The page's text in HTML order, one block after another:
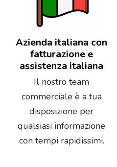
Azienda italiana con
fatturazione e
assistenza italiana
Il nostro team
commerciale è a tua
disposizione per
qualsiasi informazione
con tempi rapidissimi.